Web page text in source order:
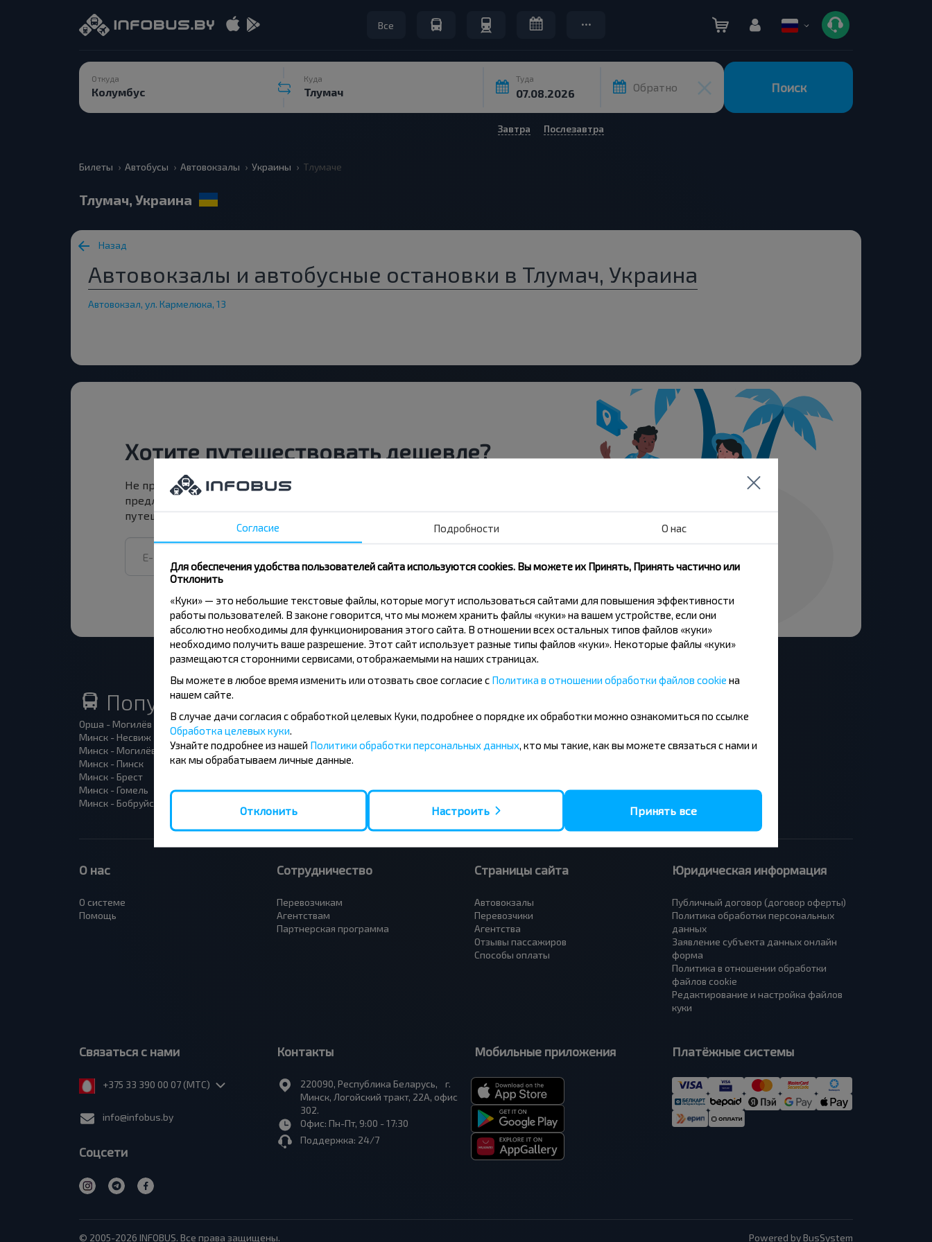
Все
Откуда Куда Туда
Обратно Поиск
Завтра Послезавтра
Билеты Автобусы Автовокзалы Украины Тлумаче
Тлумач, Украина
Назад
Автовокзалы и автобусные остановки в Тлумач, Украина
Автовокзал, ул. Кармелюка, 13
Хотите путешествовать дешевле?
Не пропусти специальные акции, скидки и другие интересные
предложения INFOBUS. Подпишись на получение новостей и
путешествуй с нами дешевле!
Популярные автобусные направления
Орша - Могилёв
Минск - Несвиж
Минск - Могилёв
Минск - Пинск
Минск - Брест
Минск - Гомель
Минск - Бобруйск
Минск - Барановичи
Гомель - Минск
Брест - Тересполь
Брест - Беловежская Пуща
Варшава - Минск
Вильнюс - Минск
Полоцк - Рига
Минск - Варшава
Москва - Барановичи
Брест - Люблин
О нас
О системе
Помощь
Сотрудничество
Перевозчикам
Агентствам
Партнерская программа
Страницы сайта
Автовокзалы
Перевозчики
Агентства
Отзывы пассажиров
Способы оплаты
Юридическая информация
Публичный договор (договор оферты)
Политика обработки персональных
данных
Заявление субъекта данных онлайн
форма
Политика в отношении обработки
файлов cookie
Редактирование и настройка файлов
куки
Связаться с нами
+375 33 390 00 07 (МТС)
info@infobus.by
Соцсети
Контакты
220090, Республика Беларусь, г.
Минск, Логойский тракт, 22А, офис
302.
Офис: Пн-Пт, 9:00 - 17:30
Поддержка: 24/7
Мобильные приложения Платёжные системы
© 2005-2026 INFOBUS. Все права защищены. Powered by BusSystem
Согласие Подробности О нас
Для обеспечения удобства пользователей сайта используются cookies. Вы можете их Принять, Принять частично или
Отклонить
«Куки» — это небольшие текстовые файлы, которые могут использоваться сайтами для повышения эффективности
работы пользователей. В законе говорится, что мы можем хранить файлы «куки» на вашем устройстве, если они
абсолютно необходимы для функционирования этого сайта. В отношении всех остальных типов файлов «куки»
необходимо получить ваше разрешение. Этот сайт использует разные типы файлов «куки». Некоторые файлы «куки»
размещаются сторонними сервисами, отображаемыми на наших страницах.
Вы можете в любое время изменить или отозвать свое согласие с Политика в отношении обработки файлов cookie на
нашем сайте.
В случае дачи согласия с обработкой целевых Куки, подробнее о порядке их обработки можно ознакомиться по ссылке
Обработка целевых куки
Узнайте подробнее из нашей Политики обработки персональных данных , кто мы такие, как вы можете связаться с нами и
как мы обрабатываем личные данные.
Отклонить Настроить Принять все